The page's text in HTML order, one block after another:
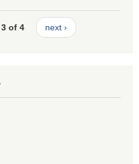
3 of 4 next ›